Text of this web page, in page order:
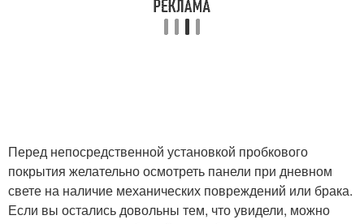
Перед непосредственной установкой пробкового
покрытия желательно осмотреть панели при дневном
свете на наличие механических повреждений или брака.
Если вы остались довольны тем, что увидели, можно